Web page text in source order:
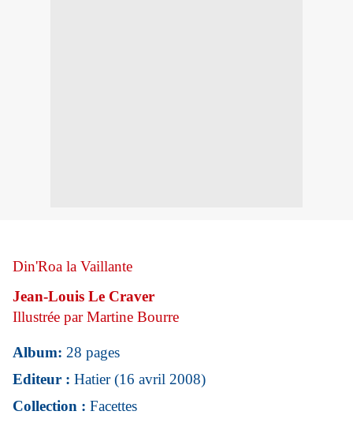
Din'Roa la Vaillante
Jean-Louis Le Craver
Illustrée par Martine Bourre
Album: 28 pages
Editeur : Hatier (16 avril 2008)
Collection : Facettes